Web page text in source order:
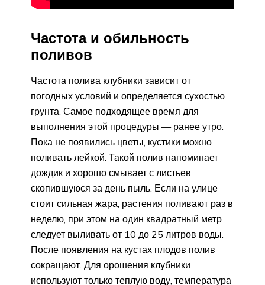
Частота и обильность
поливов
Частота полива клубники зависит от
погодных условий и определяется сухостью
грунта. Самое подходящее время для
выполнения этой процедуры — ранее утро.
Пока не появились цветы, кустики можно
поливать лейкой. Такой полив напоминает
дождик и хорошо смывает с листьев
скопившуюся за день пыль. Если на улице
стоит сильная жара, растения поливают раз в
неделю, при этом на один квадратный метр
следует выливать от 10 до 25 литров воды.
После появления на кустах плодов полив
сокращают. Для орошения клубники
используют только теплую воду, температура